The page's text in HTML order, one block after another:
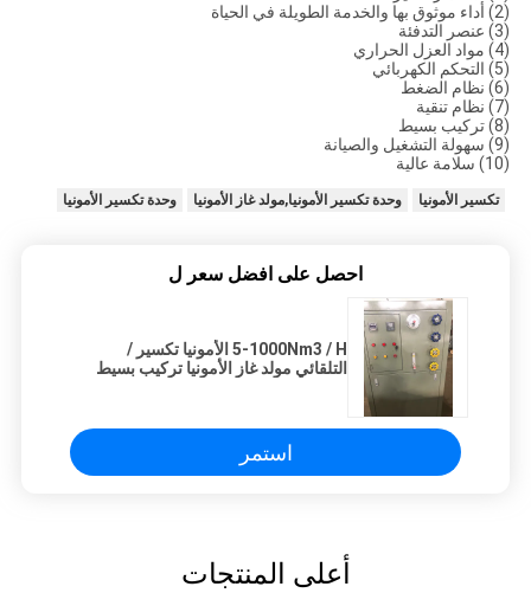
(2) أداء موثوق بها والخدمة الطويلة في الحياة
(3) عنصر التدفئة
(4) مواد العزل الحراري
(5) التحكم الكهربائي
(6) نظام الضغط
(7) نظام تنقية
(8) تركيب بسيط
(9) سهولة التشغيل والصيانة
(10) سلامة عالية
تكسير الأمونيا وحدة تكسير الأمونيا,مولد غاز الأمونيا وحدة تكسير الأمونيا
احصل على افضل سعر ل
5-1000Nm3 / H الأمونيا تكسير /
التلقائي مولد غاز الأمونيا تركيب بسيط
استمر
أعلى المنتجات